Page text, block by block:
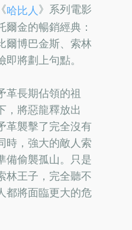
哈比人》系列電影
金的暢銷經典：
爾博巴金斯、索林
將劃上句點。
革長期佔領的祖
，將惡龍釋放出
革襲擊了完全沒有
時，強大的敵人索
備偷襲孤山。只是
林王子，完全聽不
都將面臨更大的危